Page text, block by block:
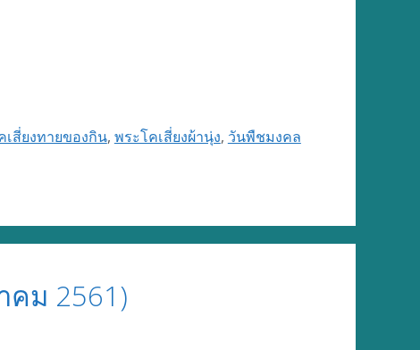
เสี่ยงทายของกิน, พระโคเสี่ยงผ้านุ่ง, วันพืชมงคล
คม 2561)